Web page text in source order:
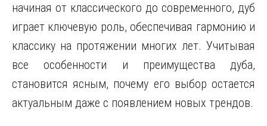
начиная от классического до современного, дуб
играет ключевую роль, обеспечивая гармонию и
классику на протяжении многих лет. Учитывая
все особенности и преимущества дуба,
становится ясным, почему его выбор остается
актуальным даже с появлением новых трендов.